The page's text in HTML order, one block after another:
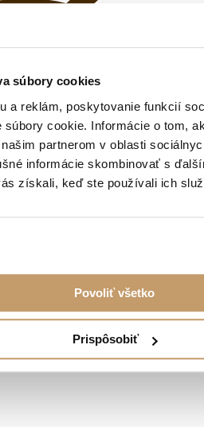
súbory cookies
a reklám, poskytovanie funkcií
cookie. Informácie o tom,
partnerom v oblasti
informácie skombinovať s
získali, keď ste používali ich
Povoliť všetko
Prispôsobiť